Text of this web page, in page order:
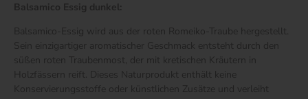
Balsamico Essig dunkel:
Balsamico-Essig wird aus der roten Romeiko-Traube hergestellt.
Sein einzigartiger aromatischer Geschmack entsteht durch den
süßen roten Traubenmost, der mit kretischen Kräutern in
Holzfässern reift. Dieses Naturprodukt enthält keine
Konservierungsstoffe oder künstlichen Zusätze und verleiht